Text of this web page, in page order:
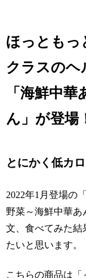
ほっともっ
クラスのヘ
「海鮮中
ん」が登場
とにかく低カ
2022年1月登場の
野菜～海鮮中華あ
文、食べてみた結
たいと思います。
こちらの商品は